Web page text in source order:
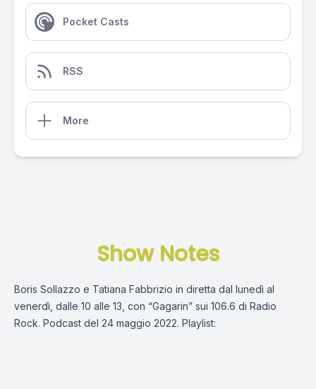
Pocket Casts
RSS
More
Show Notes
Boris Sollazzo e Tatiana Fabbrizio in diretta dal lunedì al
venerdì, dalle 10 alle 13, con “Gagarin” sui 106.6 di Radio
Rock. Podcast del 24 maggio 2022. Playlist: